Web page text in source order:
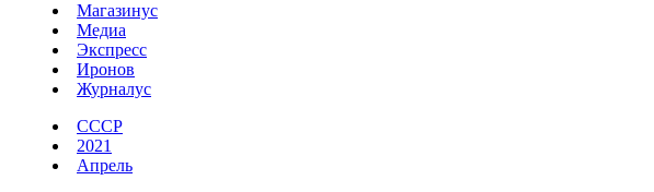
Магазинус
Медиа
Экспресс
Иронов
Журналус
СССР
2021
Апрель